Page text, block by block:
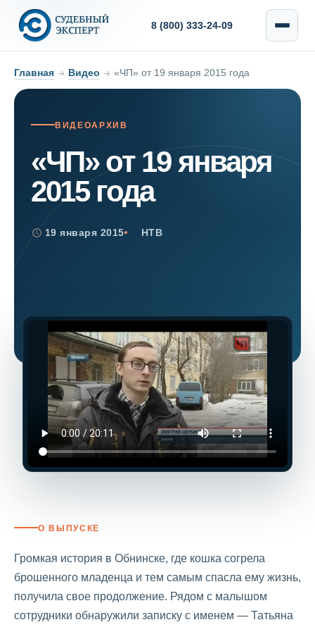
8 (800) 333-24-09
Главная → Видео → «ЧП» от 19 января 2015 года
ВИДЕОАРХИВ
«ЧП» от 19 января
2015 года
19 января 2015 НТВ
О ВЫПУСКЕ
Громкая история в Обнинске, где кошка согрела
брошенного младенца и тем самым спасла ему жизнь,
получила свое продолжение. Рядом с малышом
сотрудники обнаружили записку с именем — Татьяна